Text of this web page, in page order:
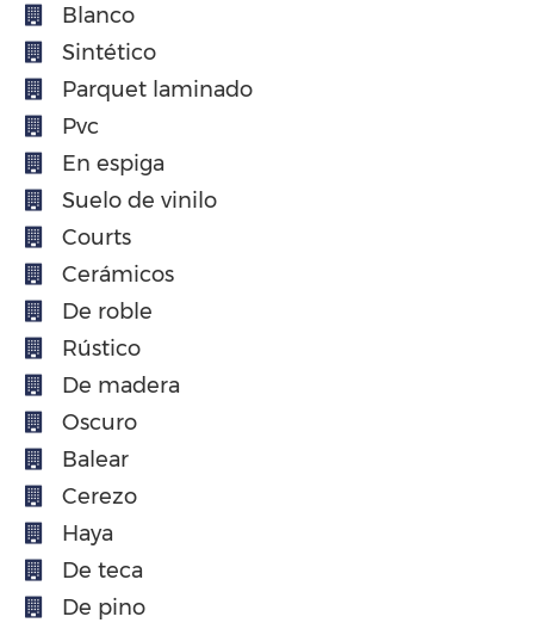
Blanco
Sintético
Parquet laminado
Pvc
En espiga
Suelo de vinilo
Courts
Cerámicos
De roble
Rústico
De madera
Oscuro
Balear
Cerezo
Haya
De teca
De pino